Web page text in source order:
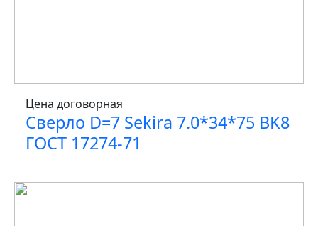
Цена договорная
Сверло D=7 Sekira 7.0*34*75 BK8
ГОСТ 17274-71